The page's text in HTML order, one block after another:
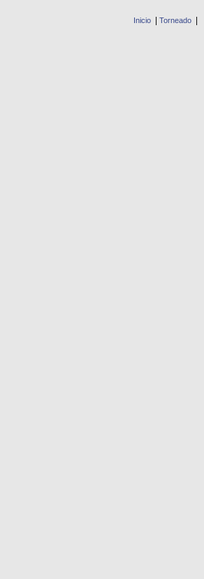
Inicio| Torneado|